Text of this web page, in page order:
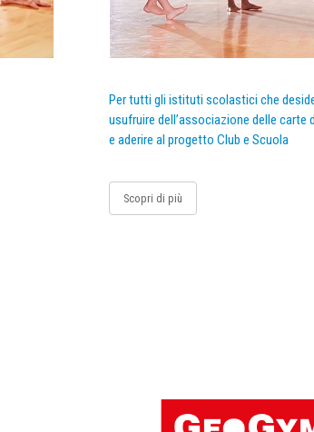
Per tutti gli istituti scolastici che
usufruire dell’associazione delle carte
e aderire al progetto Club e Scuola
Scopri di più